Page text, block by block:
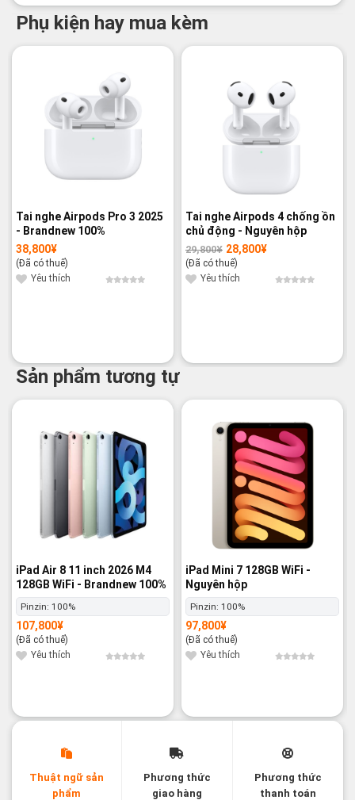
Phụ kiện hay mua kèm
Tai nghe Airpods Pro 3 2025
- Brandnew 100%
38,800¥
(Đã có thuế)
Yêu thích
Tai nghe Airpods 4 chống ồn
chủ động - Nguyên hộp
29,800¥
Giá
gốc
là:
29,800¥.
28,800¥
Giá
hiện
tại
là:
28,800¥.
(Đã có thuế)
Yêu thích
Sản phẩm tương tự
iPad Air 8 11 inch 2026 M4
128GB WiFi - Brandnew 100%
Pinzin: 100%
107,800¥
(Đã có thuế)
Yêu thích
iPad Mini 7 128GB WiFi -
Nguyên hộp
Pinzin: 100%
97,800¥
(Đã có thuế)
Yêu thích
Thuật ngữ sản
phẩm
Phương thức
giao hàng
Phương thức
thanh toán